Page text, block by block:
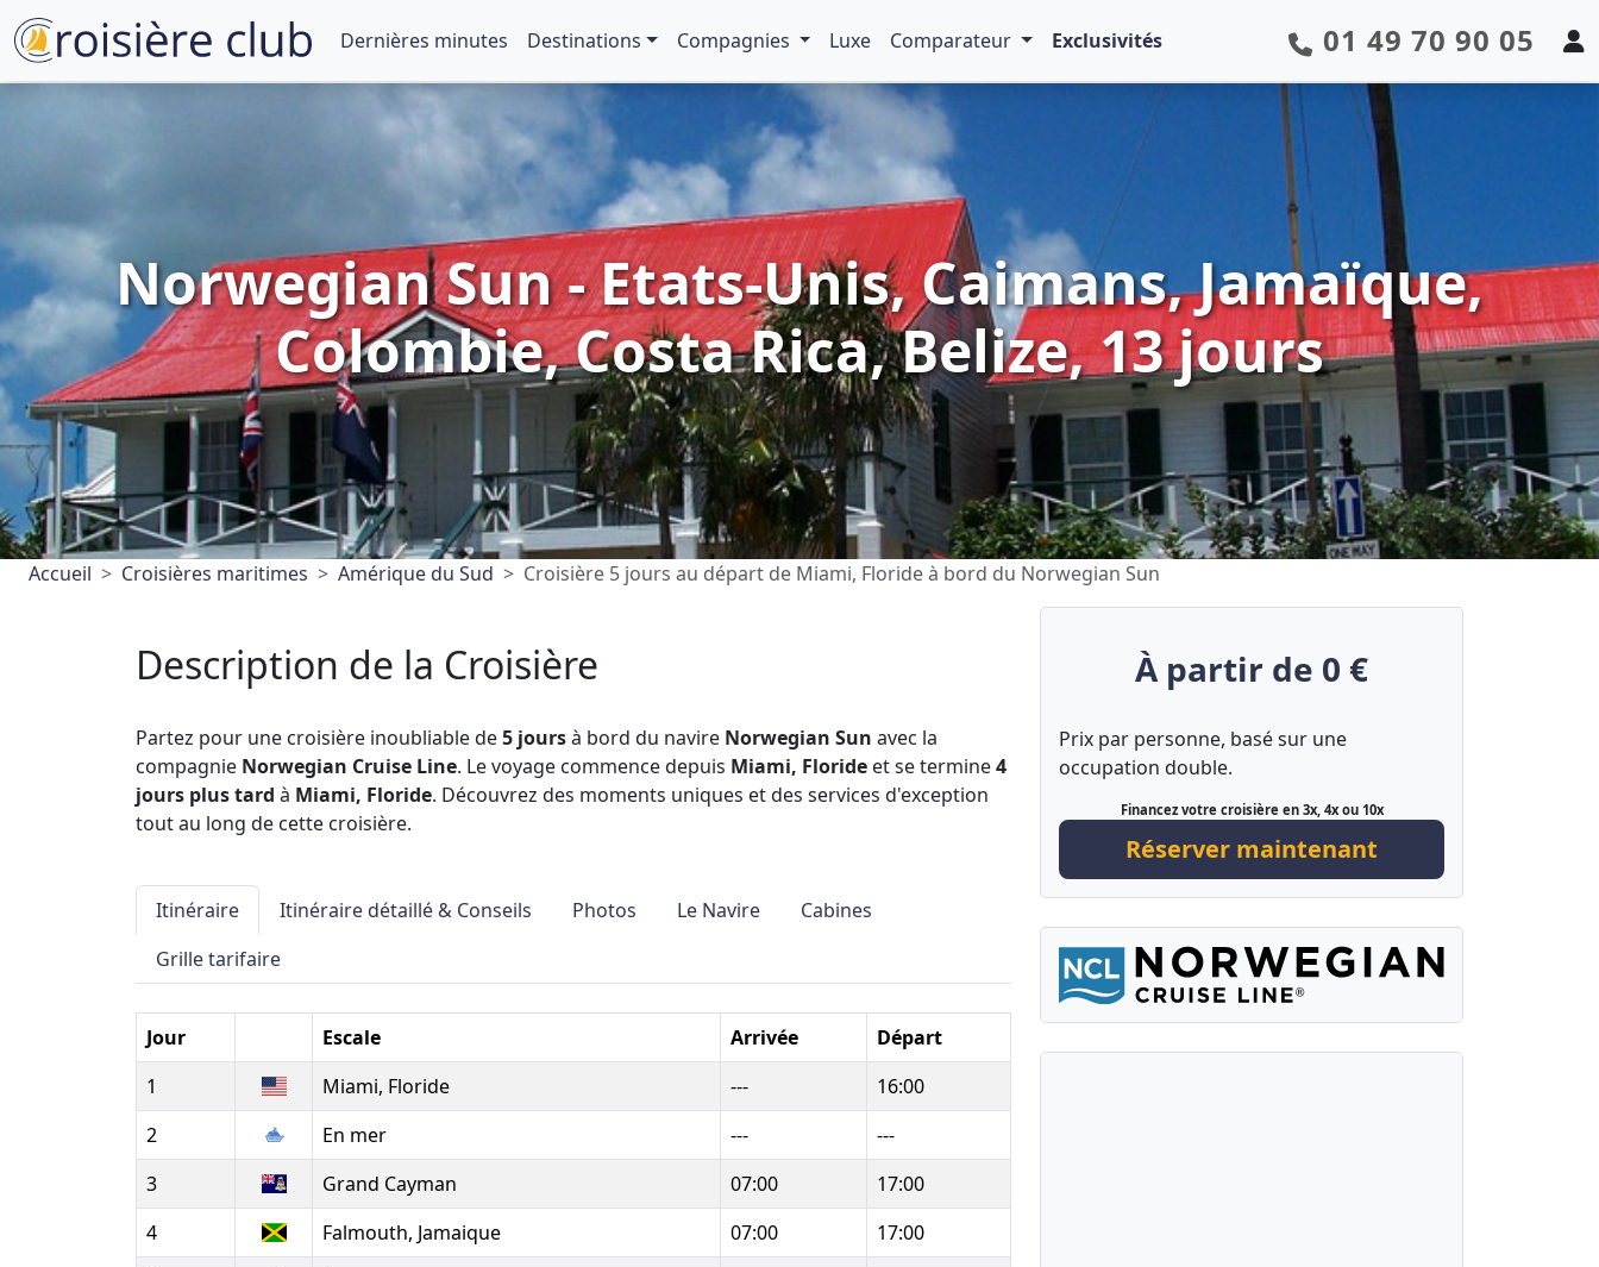
Dernières minutes Destinations Compagnies Luxe Comparateur Exclusivités 01 49 70 90 05
Norwegian Sun - Etats-Unis, Caimans, Jamaïque,
Colombie, Costa Rica, Belize, 13 jours
Accueil Croisières maritimes Amérique du Sud Croisière 5 jours au départ de Miami, Floride à bord du Norwegian Sun
Description de la Croisière
Partez pour une croisière inoubliable de5 joursà bord du navire Norwegian Sun avec la
compagnie Norwegian Cruise Line. Le voyage commence depuis Miami, Floride et se termine4
jours plus tard à Miami, Floride. Découvrez des moments uniques et des services d'exception
tout au long de cette croisière.
Itinéraire Itinéraire détaillé & Conseils Photos Le Navire
Cabines
Grille tarifaire
Jour Escale Arrivée
Départ
1
Miami, Floride ---
16:00
2
En mer ---
---
3
Grand Cayman 07:00
17:00
4
Falmouth, Jamaique 07:00
17:00
À partir de 0 €
Prix par personne, basé sur une
occupation double.
Financez votre croisière en 3x, 4x ou 10x
Réserver maintenant